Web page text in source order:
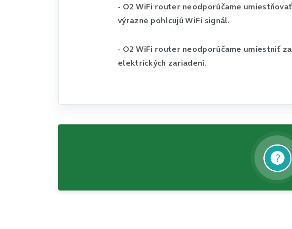
- O2 WiFi router neodporúčame
výrazne pohlcujú WiFi signál.
- O2 WiFi router neodporúčame umiestniť
elektrických zariadení.